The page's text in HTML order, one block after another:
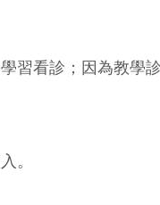
習看診；因為教學
。